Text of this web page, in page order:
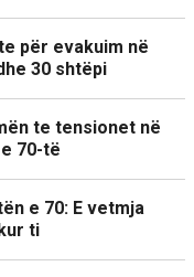
për evakuim në
30 shtëpi
te tensionet në
70-të
e 70: E vetmja
ti